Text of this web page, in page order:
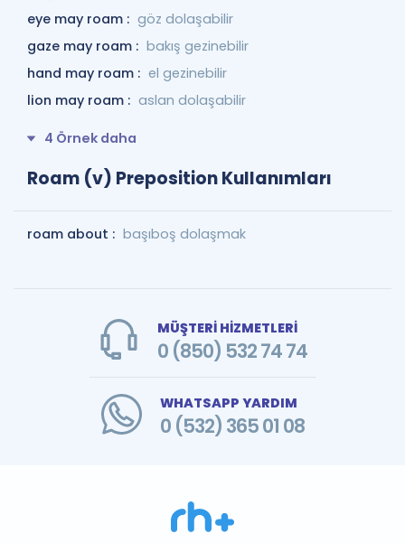
eye may roam : göz dolaşabilir
gaze may roam : bakış gezinebilir
hand may roam : el gezinebilir
lion may roam : aslan dolaşabilir
4 Örnek daha
Roam (v) Preposition Kullanımları
roam about : başıboş dolaşmak
MÜŞTERİ HİZMETLERİ
0 (850) 532 74 74
WHATSAPP YARDIM
0 (532) 365 01 08